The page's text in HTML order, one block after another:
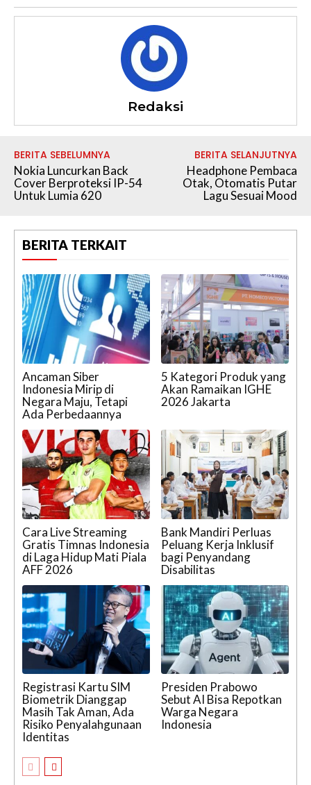
Redaksi
BERITA SEBELUMNYA
Nokia Luncurkan Back
Cover Berproteksi IP-54
Untuk Lumia 620
BERITA SELANJUTNYA
Headphone Pembaca
Otak, Otomatis Putar
Lagu Sesuai Mood
BERITA TERKAIT
Ancaman Siber
Indonesia Mirip di
Negara Maju, Tetapi
Ada Perbedaannya
5 Kategori Produk yang
Akan Ramaikan IGHE
2026 Jakarta
Cara Live Streaming
Gratis Timnas Indonesia
di Laga Hidup Mati Piala
AFF 2026
Bank Mandiri Perluas
Peluang Kerja Inklusif
bagi Penyandang
Disabilitas
Registrasi Kartu SIM
Biometrik Dianggap
Masih Tak Aman, Ada
Risiko Penyalahgunaan
Identitas
Presiden Prabowo
Sebut AI Bisa Repotkan
Warga Negara
Indonesia